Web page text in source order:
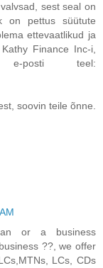
sest seal on
on pettus süütute
ettevaatlikud ja
Finance Inc-i,
posti teel:
soovin teile õnne.
or a business
??, we offer
LCs, CDs